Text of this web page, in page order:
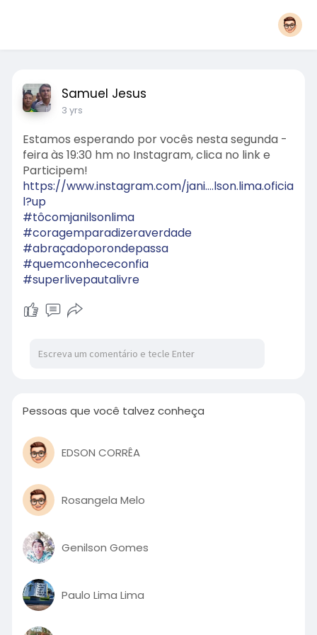
Samuel Jesus
3 yrs
Estamos esperando por vocês nesta segunda -
feira às 19:30 hm no Instagram, clica no link e
Participem!
https://www.instagram.com/jani....lson.lima.oficia
l?up
#tôcomjanilsonlima
#coragemparadizeraverdade
#abraçadoporondepassa
#quemconhececonfia
#superlivepautalivre
Pessoas que você talvez conheça
EDSON CORRÊA
Rosangela Melo
Genilson Gomes
Paulo Lima Lima